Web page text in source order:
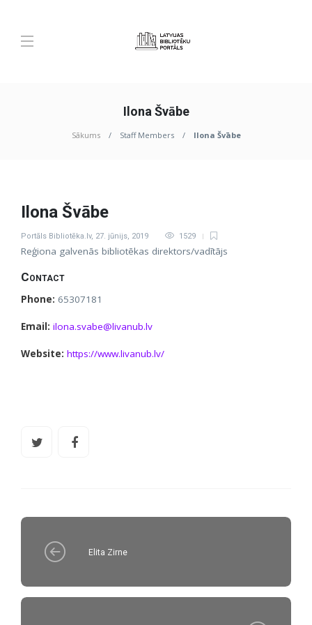
Ilona Švābe
Sākums Staff Members Ilona Švābe
Ilona Švābe
Portāls Bibliotēka.lv, 27. jūnijs, 2019 1529
Reģiona galvenās bibliotēkas direktors/vadītājs
Contact
Phone: 65307181
Email: ilona.svabe@livanub.lv
Website: https://www.livanub.lv/
Elita Zirne